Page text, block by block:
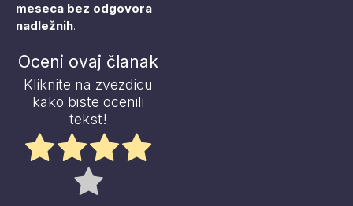
meseca bez odgovora
nadležnih.
Oceni ovaj članak
Kliknite na zvezdicu
kako biste ocenili
tekst!